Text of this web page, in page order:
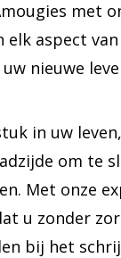
met
elk aspect
nieuwe
in uw
om te
Met onze
u zonder
bij het